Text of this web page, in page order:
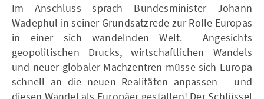
Im Anschluss sprach Bundesminister Johann
Wadephul in seiner Grundsatzrede zur Rolle Europas
in einer sich wandelnden Welt. Angesichts
geopolitischen Drucks, wirtschaftlichen Wandels
und neuer globaler Machzentren müsse sich Europa
schnell an die neuen Realitäten anpassen – und
diesen Wandel als Europäer gestalten! Der Schlüssel